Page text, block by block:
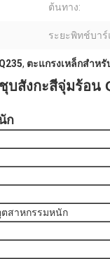
ต้นทาง:
ระยะพิทช์บาร์
, ตะแกรงเหล็กสำห
สังกะสีจุ่มร้อน
ก
สาหกรรมหนัก